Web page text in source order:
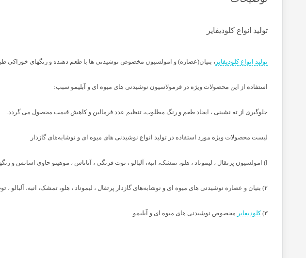
تولید انواع کلودیفایر
تولید انواع کلودیفایر ، بنیان(عصاره) و امولسیون مخصوص نوشیدنی ها با طعم دهنده و رنگهای خوراکی
استفاده از این محصولات ویژه در فرمولاسیون نوشیدنی های میوه ای و آبلیمو سبب:
جلوگیری از ته نشینی ، ایجاد طعم و رنگ مطلوب، تنظیم عدد فرمالین و کاهش قیمت محصول می گردد.
لیست محصولات ویژه مورد استفاده در تولید انواع نوشیدنی های میوه ای و نوشابه‌های گازدار
ا) امولسیون پرتقال ، لیموناد ، هلو، تمشک، انبه، آلبالو ، توت فرنگی ، آناناس ، موهیتو حاوی اسانس و
۲) بنیان و عصاره نوشیدنی های میوه ای و نوشابه‌های گازدار پرتقال ، لیموناد ، هلو، تمشک، انبه، آلبالو ، توت فرنگی ، آناناس ، موهیتو حاوی اسانس و رنگهای خوراکی طبیعی
۳) کلودیفایر مخصوص نوشیدنی های میوه ای و آبلیمو